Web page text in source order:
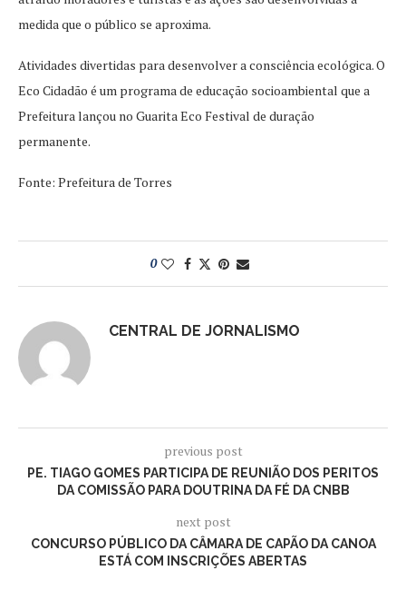
medida que o público se aproxima.
Atividades divertidas para desenvolver a consciência ecológica. O
Eco Cidadão é um programa de educação socioambiental que a
Prefeitura lançou no Guarita Eco Festival de duração
permanente.
Fonte: Prefeitura de Torres
0
CENTRAL DE JORNALISMO
previous post
PE. TIAGO GOMES PARTICIPA DE REUNIÃO DOS PERITOS
DA COMISSÃO PARA DOUTRINA DA FÉ DA CNBB
next post
CONCURSO PÚBLICO DA CÂMARA DE CAPÃO DA CANOA
ESTÁ COM INSCRIÇÕES ABERTAS